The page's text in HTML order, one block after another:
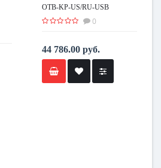
OTB-KP-US/RU-USB
0
44 786.00 руб.